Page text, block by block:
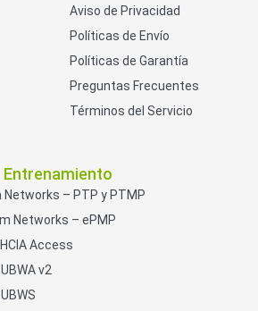
Aviso de Privacidad
Políticas de Envío
Políticas de Garantía
Preguntas Frecuentes
Términos del Servicio
Entrenamiento
Networks – PTP y PTMP
Networks – ePMP
Access
v2